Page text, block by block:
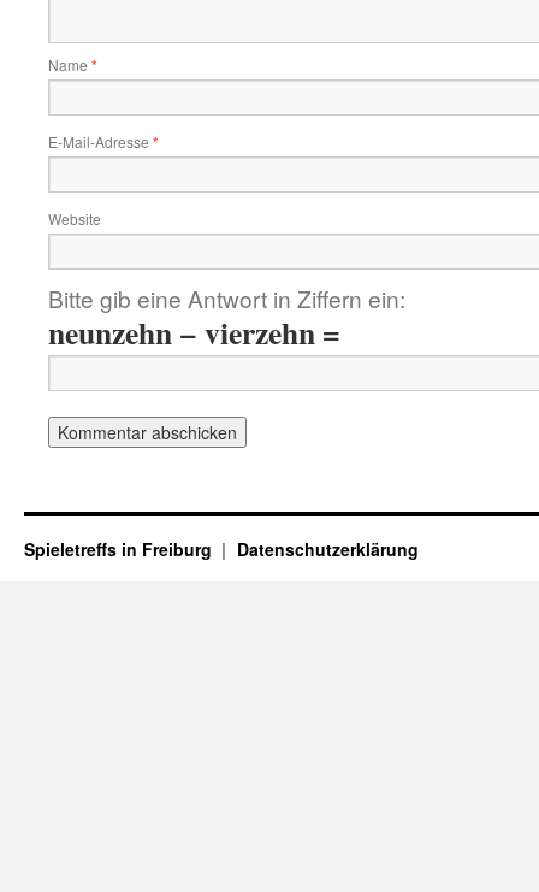
Name *
E-Mail-Adresse *
Website
Bitte gib eine Antwort in Ziffern ein:
neunzehn − vierzehn =
Spieletreffs in Freiburg Datenschutzerklärung